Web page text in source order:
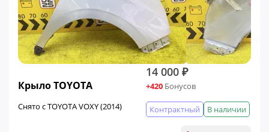
Крыло TOYOTA
Снято с TOYOTA VOXY (2014)
14 000 ₽
+420 Бонусов
В наличии
Контрактный